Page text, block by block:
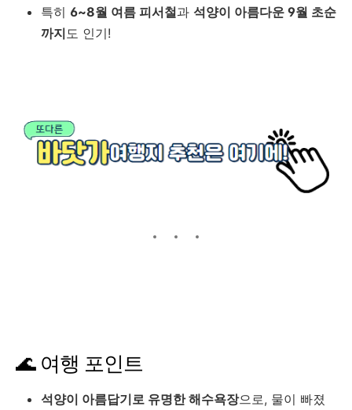
특히 6~8월 여름 피서철과 석양이 아름다운 9월 초순
까지도 인기!
🌊 여행 포인트
석양이 아름답기로 유명한 해수욕장으로, 물이 빠졌